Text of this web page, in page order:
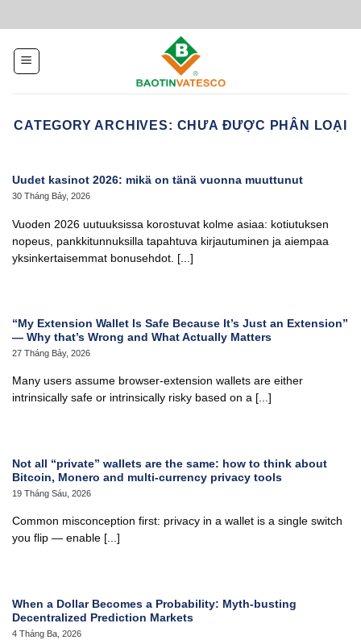
to
content
CATEGORY ARCHIVES: CHƯA ĐƯỢC PHÂN LOẠI
Uudet kasinot 2026: mikä on tänä vuonna muuttunut
30 Tháng Bảy, 2026
Vuoden 2026 uutuuksissa korostuvat kolme asiaa: kotiutuksen
nopeus, pankkitunnuksilla tapahtuva kirjautuminen ja aiempaa
yksinkertaisemmat bonusehdot. [...]
“My Extension Wallet Is Safe Because It’s Just an Extension”
— Why that’s Wrong and What Actually Matters
27 Tháng Bảy, 2026
Many users assume browser-extension wallets are either
intrinsically safe or intrinsically risky based on a [...]
Not all “private” wallets are the same: how to think about
Bitcoin, Monero and multi‑currency privacy tools
19 Tháng Sáu, 2026
Common misconception first: privacy in a wallet is a single switch
you flip — enable [...]
When a Dollar Becomes a Probability: Myth‑busting
Decentralized Prediction Markets
4 Tháng Ba, 2026